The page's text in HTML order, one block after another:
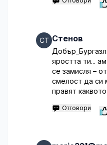
Стенов
яростта ти...
се замисля –
смелост да си
правят
Отговори